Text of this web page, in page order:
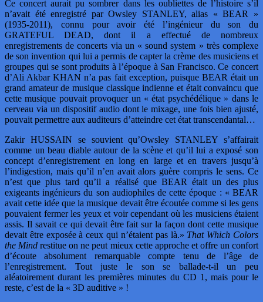
Ce concert aurait pu sombrer dans les oubliettes de l’histoire s’il
n’avait été enregistré par Owsley STANLEY, alias « BEAR »
(1935-2011), connu pour avoir été l’ingénieur du son du
GRATEFUL DEAD, dont il a effectué de nombreux
enregistrements de concerts via un « sound system » très complexe
de son invention qui lui a permis de capter la crème des musiciens et
groupes qui se sont produits à l’époque à San Francisco. Ce concert
d’Ali Akbar KHAN n’a pas fait exception, puisque BEAR était un
grand amateur de musique classique indienne et était convaincu que
cette musique pouvait provoquer un « état psychédélique » dans le
cerveau via un dispositif audio dont le mixage, une fois bien ajusté,
pouvait permettre aux auditeurs d’atteindre cet état transcendantal…
Zakir HUSSAIN se souvient qu’Owsley STANLEY s’affairait
comme un beau diable autour de la scène et qu’il lui a exposé son
concept d’enregistrement en long en large et en travers jusqu’à
l’indigestion, mais qu’il n’en avait alors guère compris le sens. Ce
n’est que plus tard qu’il a réalisé que BEAR était un des plus
exigeants ingénieurs du son audiophiles de cette époque : « BEAR
avait cette idée que la musique devait être écoutée comme si les gens
pouvaient fermer les yeux et voir cependant où les musiciens étaient
assis. Il savait ce qui devait être fait sur la façon dont cette musique
devait être exposée à ceux qui n’étaient pas là.» That Which Colors
the Mind restitue on ne peut mieux cette approche et offre un confort
d’écoute absolument remarquable compte tenu de l’âge de
l’enregistrement. Tout juste le son se ballade-t-il un peu
aléatoirement durant les premières minutes du CD 1, mais pour le
reste, c’est de la « 3D auditive » !